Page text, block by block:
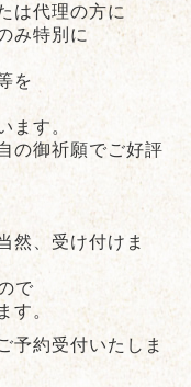
は代理の方に
み特別に
を
ます。
の御祈願でご好評
然、受け付けま
で
す。
予約受付いたしま